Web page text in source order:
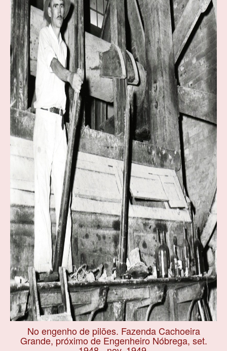
No engenho de pilões. Fazenda Cachoeira
Grande, próximo de Engenheiro Nóbrega, set.